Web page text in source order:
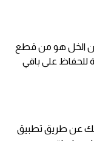
الخل هو من قطع
للحفاظ على باقي
عن طريق تطبيق